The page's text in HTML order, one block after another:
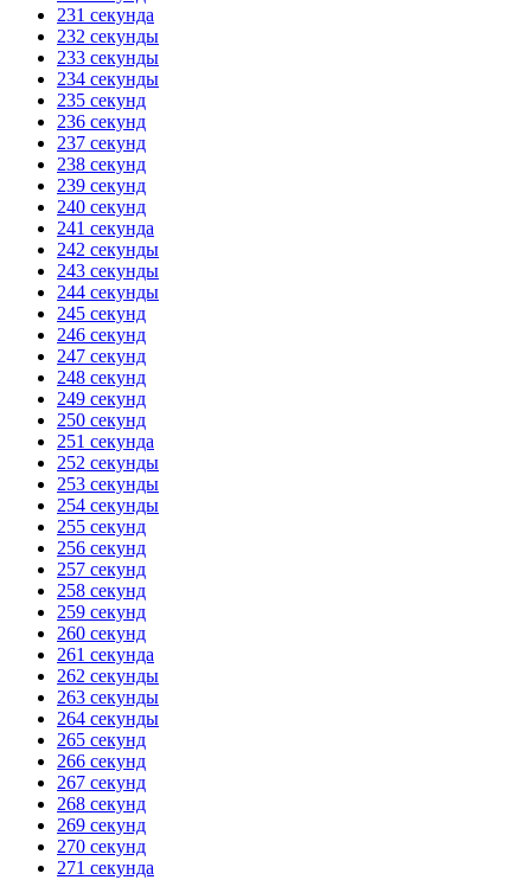
231 секунда
232 секунды
233 секунды
234 секунды
235 секунд
236 секунд
237 секунд
238 секунд
239 секунд
240 секунд
241 секунда
242 секунды
243 секунды
244 секунды
245 секунд
246 секунд
247 секунд
248 секунд
249 секунд
250 секунд
251 секунда
252 секунды
253 секунды
254 секунды
255 секунд
256 секунд
257 секунд
258 секунд
259 секунд
260 секунд
261 секунда
262 секунды
263 секунды
264 секунды
265 секунд
266 секунд
267 секунд
268 секунд
269 секунд
270 секунд
271 секунда